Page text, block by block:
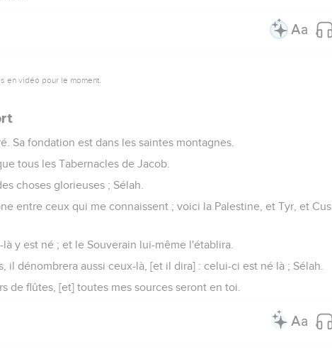
en vidéo pour le moment.
Sa fondation est dans les saintes montagnes.
tous les Tabernacles de Jacob.
choses glorieuses ; Sélah.
entre ceux qui me connaissent ; voici la Palestine, et Tyr, et Cus.
y est né ; et le Souverain lui-même l'établira.
il dénombrera aussi ceux-là, [et il dira] : celui-ci est né là ; Sélah.
de flûtes, [et] toutes mes sources seront en toi.